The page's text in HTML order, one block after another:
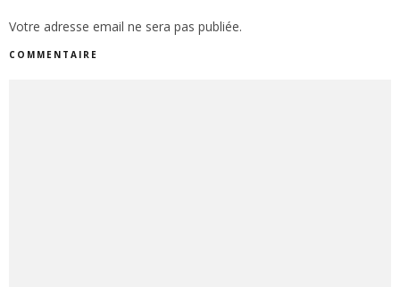
Votre adresse email ne sera pas publiée.
COMMENTAIRE